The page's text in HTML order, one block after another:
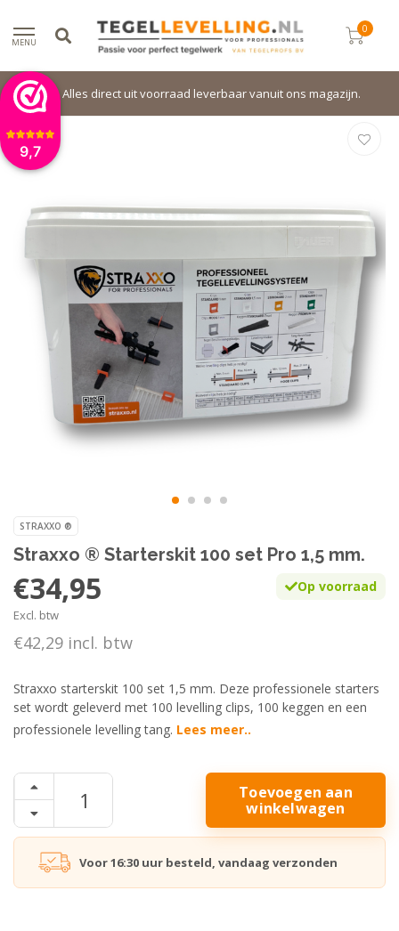
9,7
MENU
0
Alles direct uit voorraad leverbaar vanuit ons magazijn.
STRAXXO ®
Straxxo ® Starterskit 100 set Pro 1,5 mm.
€34,95
Excl. btw
€42,29 incl. btw
Op voorraad
Straxxo starterskit 100 set 1,5 mm. Deze professionele starters
set wordt geleverd met 100 levelling clips, 100 keggen en een
professionele levelling tang. Lees meer..
Toevoegen aan
winkelwagen
Voor 16:30 uur besteld, vandaag verzonden